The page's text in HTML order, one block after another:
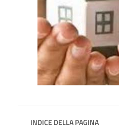
INDICE DELLA PAGINA